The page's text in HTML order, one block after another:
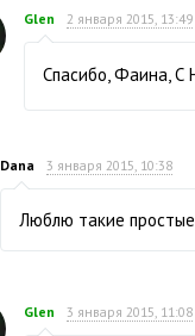
Glen 2 января 2015, 13:49
Спасибо, Фаина, С
Dana 3 января 2015, 10:38
Люблю такие
Glen 3 января 2015, 11:08